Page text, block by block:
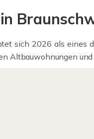
sich 2026 als eines
Altbauwohnungen